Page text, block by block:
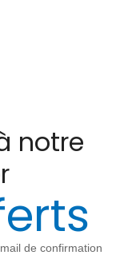
notre
de confirmation